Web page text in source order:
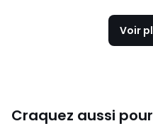
Voir
Craquez aussi pour